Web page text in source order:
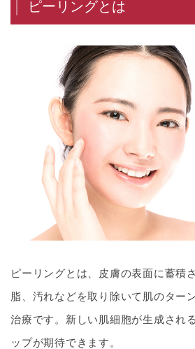
ピーリングとは
ピーリングとは、皮膚の表面に蓄積
脂、汚れなどを取り除いて肌のター
治療です。新しい肌細胞が生成され
ップが期待できます。